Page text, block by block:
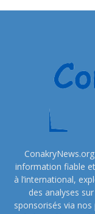
information fiable et
à l’international,
des analyses
sponsorisés via nos